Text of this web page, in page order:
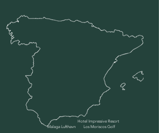
Hotel Impressive Resort
Los Moriscos Golf
Malaga Lufthavn